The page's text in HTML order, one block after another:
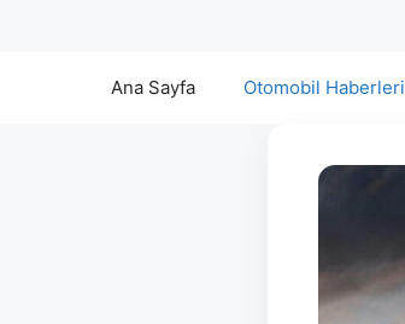
Ana Sayfa Otomobil Haberleri